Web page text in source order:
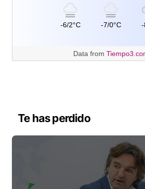
-6/2°C -7/0°C -
Data from
Te has perdido